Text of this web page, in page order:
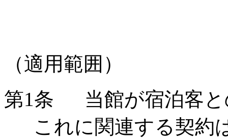
（適用範囲）
第1条
当館が宿泊客
これに関連する契約